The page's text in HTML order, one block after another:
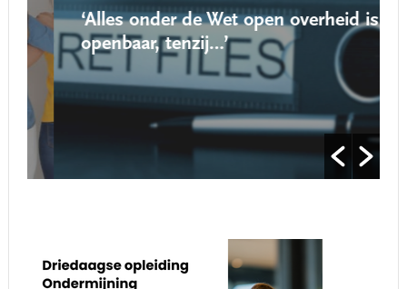
‘Alles onder de Wet open overheid is
openbaar, tenzij…’